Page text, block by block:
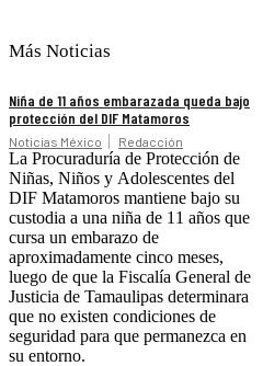
Más Noticias
Niña de 11 años embarazada queda bajo
protección del DIF Matamoros
Noticias México Redacción
La Procuraduría de Protección de
Niñas, Niños y Adolescentes del
DIF Matamoros mantiene bajo su
custodia a una niña de 11 años que
cursa un embarazo de
aproximadamente cinco meses,
luego de que la Fiscalía General de
Justicia de Tamaulipas determinara
que no existen condiciones de
seguridad para que permanezca en
su entorno.